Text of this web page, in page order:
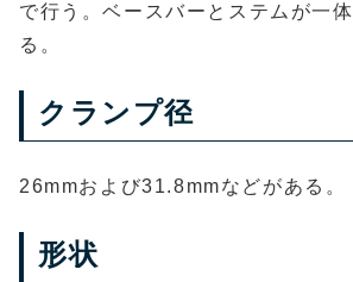
で行う。ベースバーとステムが一
る。
クランプ径
26mmおよび31.8mmなどがある。
形状